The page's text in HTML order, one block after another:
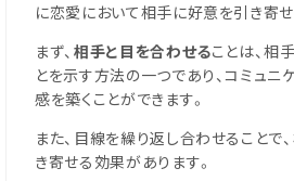
に恋愛において相手に好意を引き寄
まず、 相手と目を合わせることは、相
とを示す方法の一つであり、コミュニ
感を築くことができます。
また、目線を繰り返し合わせることで
き寄せる効果があります。